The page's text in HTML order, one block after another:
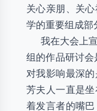
关心亲朋、关
学的重要组成部
我在大会上宣
组的作品研讨会
对我影响最深
芳夫人一直是
着发言者的嘴